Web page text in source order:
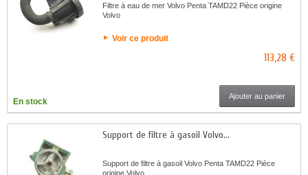
Filtre à eau de mer Volvo Penta TAMD22 Pièce origine
Volvo
Voir ce produit
113,28 €
En stock
Ajouter au panier
Support de filtre à gasoil Volvo...
Support de filtre à gasoil Volvo Penta TAMD22 Pièce
origine Volvo